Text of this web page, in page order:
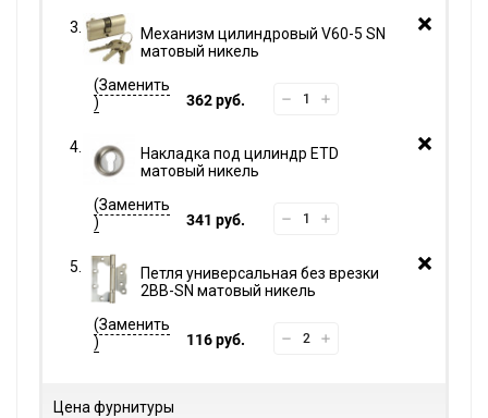
Механизм цилиндровый V60-5 SN
матовый никель
362 руб.
Накладка под цилиндр ETD
матовый никель
341 руб.
Петля универсальная без врезки
2BB-SN матовый никель
116 руб.
Цена фурнитуры